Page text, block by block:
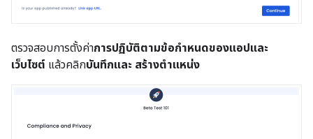
ตรวจสอบการตั้งค่าการปฏิบัติตามข้อกำหนดของแอปและ
เว็บไซต์ แล้วคลิกบันทึกและ สร้างตําแหน่ง